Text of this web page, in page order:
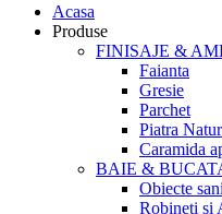
Acasa
Produse
FINISAJE &
Faianta
Gresie
Parchet
Piatra
Caramida
BAIE &
Obiecte
Robineti si